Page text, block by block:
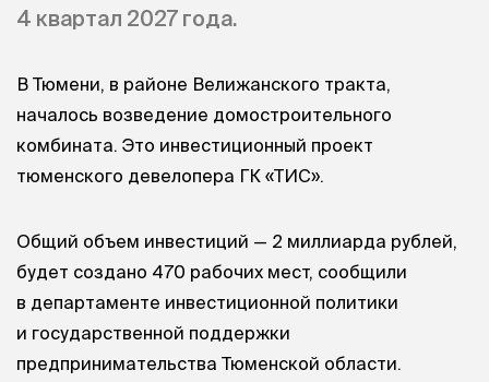
4 квартал 2027 года.
В Тюмени, в районе Велижанского тракта,
началось возведение домостроительного
комбината. Это инвестиционный проект
тюменского девелопера ГК «ТИС».
Общий объем инвестиций — 2 миллиарда рублей,
будет создано 470 рабочих мест, сообщили
в департаменте инвестиционной политики
и государственной поддержки
предпринимательства Тюменской области.